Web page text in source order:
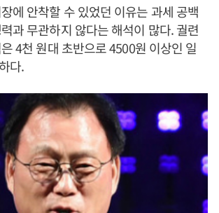
에 안착할 수 있었던 이유는 과세 공백
과 무관하지 않다는 해석이 많다. 궐련
4천 원대 초반으로 4500원 이상인 일
다.